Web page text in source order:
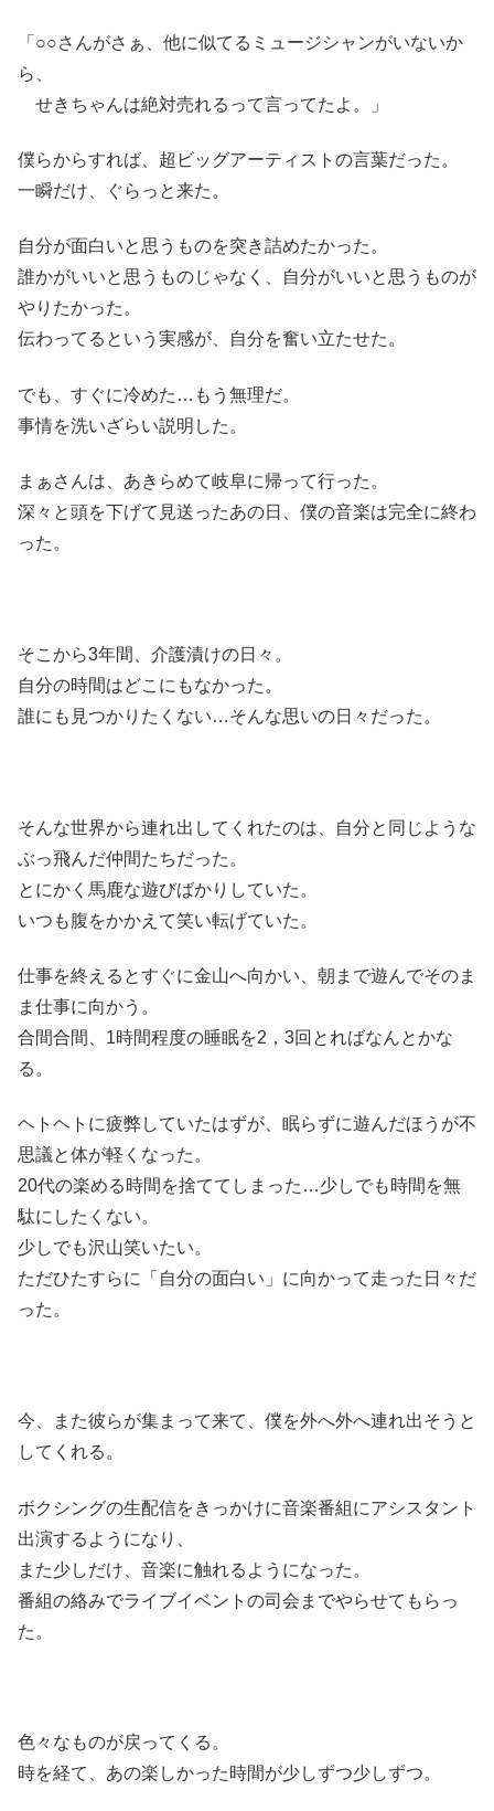
「○○さんがさぁ、他に似てるミュージシャンがいないか
ら、
せきちゃんは絶対売れるって言ってたよ。」
僕らからすれば、超ビッグアーティストの言葉だった。
一瞬だけ、ぐらっと来た。
自分が面白いと思うものを突き詰めたかった。
誰かがいいと思うものじゃなく、自分がいいと思うものが
やりたかった。
伝わってるという実感が、自分を奮い立たせた。
でも、すぐに冷めた…もう無理だ。
事情を洗いざらい説明した。
まぁさんは、あきらめて岐阜に帰って行った。
深々と頭を下げて見送ったあの日、僕の音楽は完全に終わ
った。
そこから3年間、介護漬けの日々。
自分の時間はどこにもなかった。
誰にも見つかりたくない…そんな思いの日々だった。
そんな世界から連れ出してくれたのは、自分と同じような
ぶっ飛んだ仲間たちだった。
とにかく馬鹿な遊びばかりしていた。
いつも腹をかかえて笑い転げていた。
仕事を終えるとすぐに金山へ向かい、朝まで遊んでそのま
ま仕事に向かう。
合間合間、1時間程度の睡眠を2，3回とればなんとかな
る。
ヘトヘトに疲弊していたはずが、眠らずに遊んだほうが不
思議と体が軽くなった。
20代の楽める時間を捨ててしまった…少しでも時間を無
駄にしたくない。
少しでも沢山笑いたい。
ただひたすらに「自分の面白い」に向かって走った日々だ
った。
今、また彼らが集まって来て、僕を外へ外へ連れ出そうと
してくれる。
ボクシングの生配信をきっかけに音楽番組にアシスタント
出演するようになり、
また少しだけ、音楽に触れるようになった。
番組の絡みでライブイベントの司会までやらせてもらっ
た。
色々なものが戻ってくる。
時を経て、あの楽しかった時間が少しずつ少しずつ。